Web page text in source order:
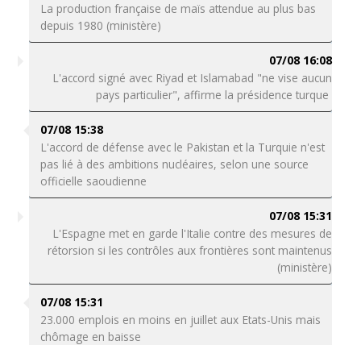
La production française de maïs attendue au plus bas
depuis 1980 (ministère)
07/08 16:08
L'accord signé avec Riyad et Islamabad "ne vise aucun
pays particulier", affirme la présidence turque
07/08 15:38
L'accord de défense avec le Pakistan et la Turquie n'est
pas lié à des ambitions nucléaires, selon une source
officielle saoudienne
07/08 15:31
L'Espagne met en garde l'Italie contre des mesures de
rétorsion si les contrôles aux frontières sont maintenus
(ministère)
07/08 15:31
23.000 emplois en moins en juillet aux Etats-Unis mais
chômage en baisse